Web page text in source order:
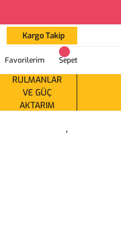
Kargo Takip
Favorilerim Sepet
RULMANLAR
VE GÜÇ
AKTARIM